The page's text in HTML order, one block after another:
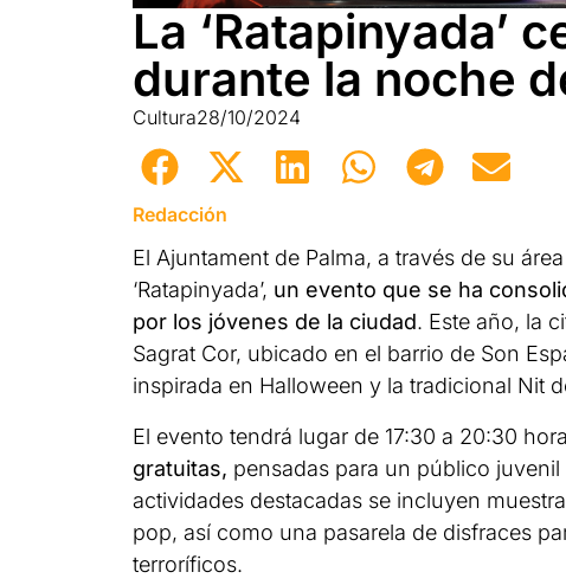
La ‘Ratapinyada’
durante la noche
Cultura28/10/2024
Redacción
El Ajuntament de Palma, a través de su
‘Ratapinyada’, un evento que se ha
por los jóvenes de la ciudad. Este año, la
Sagrat Cor, ubicado en el barrio de Son
inspirada en Halloween y la tradicional Nit
El evento tendrá lugar de 17:30 a 20:30
gratuitas, pensadas para un público
actividades destacadas se incluyen
pop, así como una pasarela de disfraces
terroríficos.